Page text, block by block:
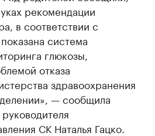
рекомендации
в соответствии с
система
глюкозы,
отказа
здравоохранения
— сообщила
СК Наталья Гацко.